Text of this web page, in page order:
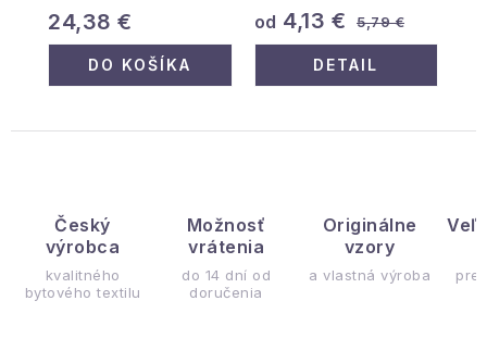
Český
výrobca
kvalitného
bytového textilu
Možnosť
vrátenia
do 14 dní od
doručenia
Originálne
vzory
a vlastná výroba pre
24,38 €
DO KOŠÍKA
od 4,13 € 5,79 €
DETAIL